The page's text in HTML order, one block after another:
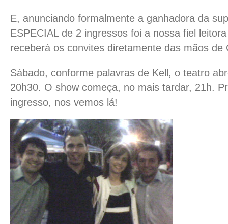
E, anunciando formalmente a ganhadora da
ESPECIAL de 2 ingressos foi a nossa fiel
receberá os convites diretamente das mãos de
Sábado, conforme palavras de Kell, o teatro
20h30. O show começa, no mais tardar, 21h.
ingresso, nos vemos lá!